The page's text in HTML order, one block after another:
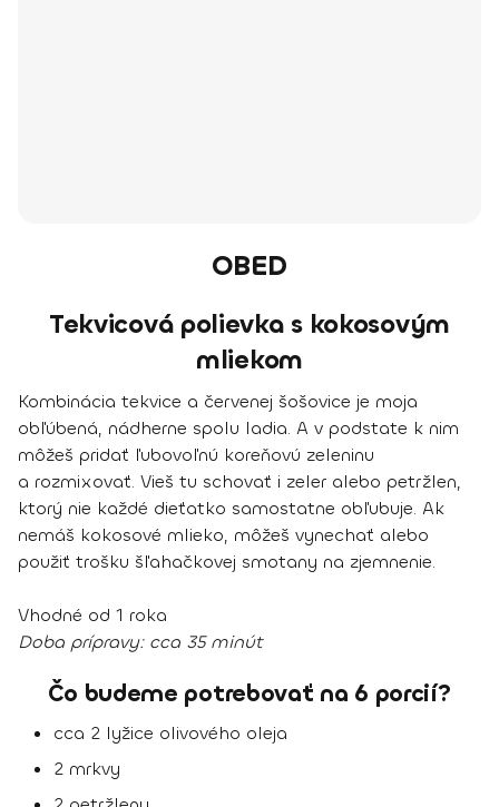
OBED
Tekvicová polievka s kokosovým
mliekom
Kombinácia tekvice a červenej šošovice je moja
obľúbená, nádherne spolu ladia. A v podstate k nim
môžeš pridať ľubovoľnú koreňovú zeleninu
a rozmixovať. Vieš tu schovať i zeler alebo petržlen,
ktorý nie každé dieťatko samostatne obľubuje. Ak
nemáš kokosové mlieko, môžeš vynechať alebo
použiť trošku šľahačkovej smotany na zjemnenie.
Vhodné od 1 roka
Doba prípravy:cca 35 minút
Čo budeme potrebovať na 6 porcií?
cca 2 lyžice olivového oleja
2 mrkvy